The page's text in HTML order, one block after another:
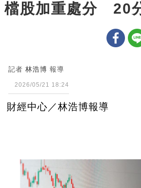
檔股加重處分 20
記者 林浩博 報導
2026/05/21 18:24
財經中心／林浩博報導